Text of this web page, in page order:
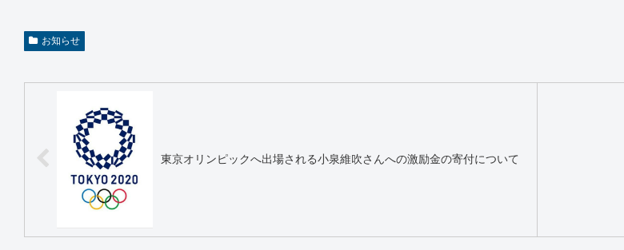
お知らせ
東京オリンピックへ出場される小泉維吹さんへの激励金の寄付について